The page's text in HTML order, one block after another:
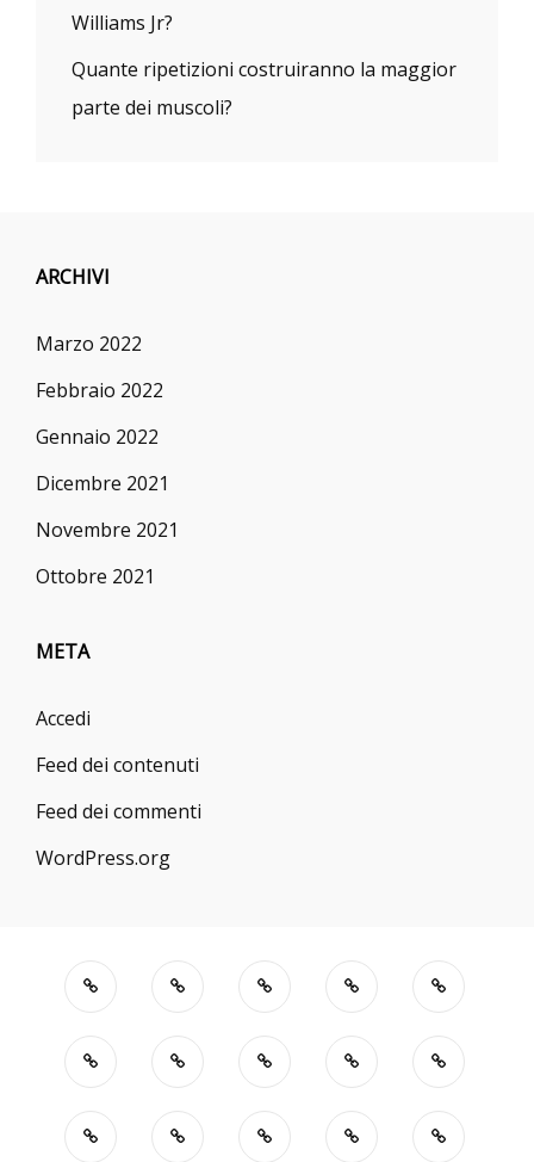
Williams Jr?
Quante ripetizioni costruiranno la maggior
parte dei muscoli?
ARCHIVI
Marzo 2022
Febbraio 2022
Gennaio 2022
Dicembre 2021
Novembre 2021
Ottobre 2021
META
Accedi
Feed dei contenuti
Feed dei commenti
WordPress.org